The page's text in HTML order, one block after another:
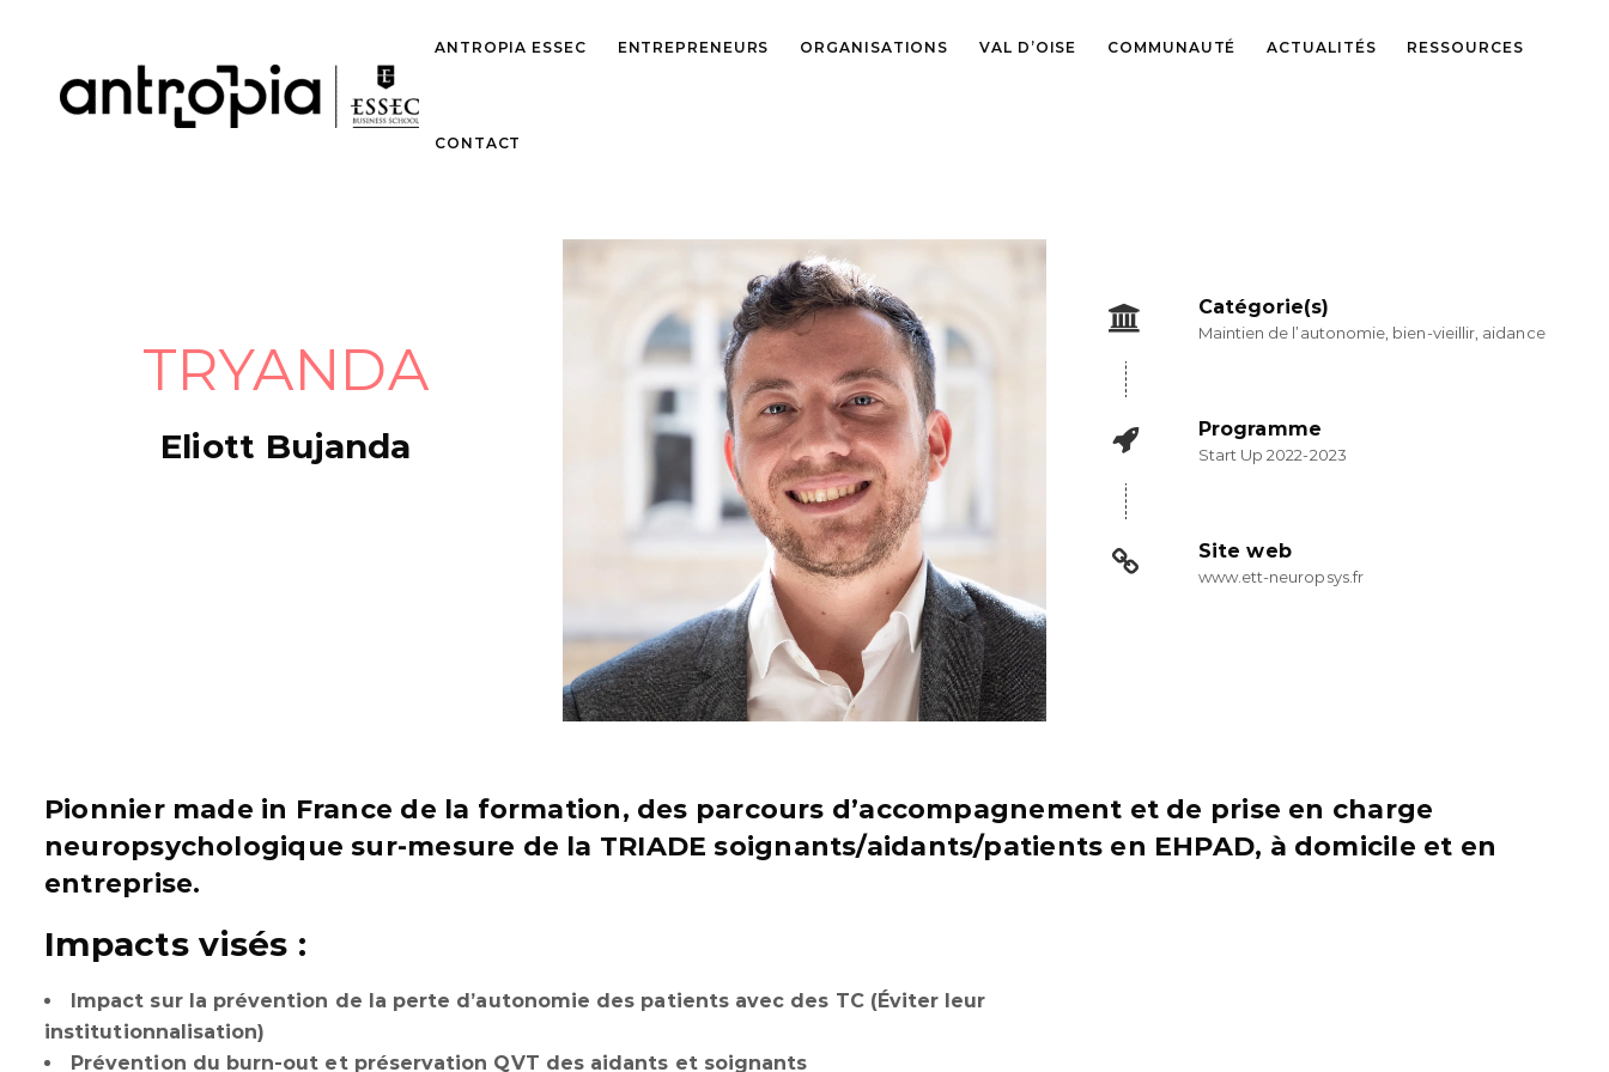
ANTROPIA ESSEC ENTREPRENEURS ORGANISATIONS VAL D’OISE COMMUNAUTÉ ACTUALITÉS RESSOURCES
CONTACT
TRYANDA
Eliott Bujanda
Catégorie(s)
Maintien de l’autonomie, bien-vieillir, aidance
Programme
Start Up 2022-2023
Site web
www.ett-neuropsys.fr
Pionnier made in France de la formation, des parcours d’accompagnement et de prise en charge
neuropsychologique sur-mesure de la TRIADE soignants/aidants/patients en EHPAD, à domicile et en
entreprise.
Impacts visés :
Impact sur la prévention de la perte d’autonomie des patients avec des TC (Éviter leur
institutionnalisation)
Prévention du burn-out et préservation QVT des aidants et soignants